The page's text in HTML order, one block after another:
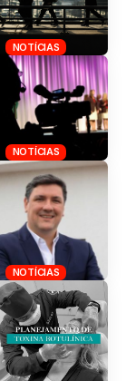
NOTÍCIAS
NOTÍCIAS
NOTÍCIAS